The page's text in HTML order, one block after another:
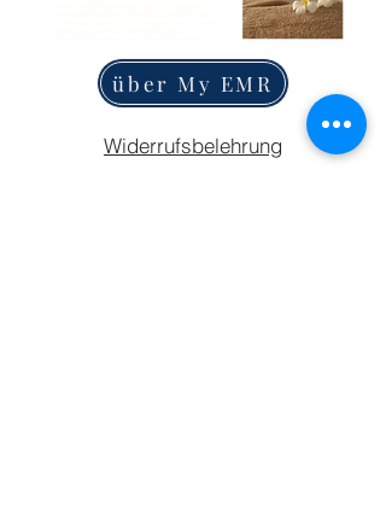
über My EMR
Widerrufsbelehrung